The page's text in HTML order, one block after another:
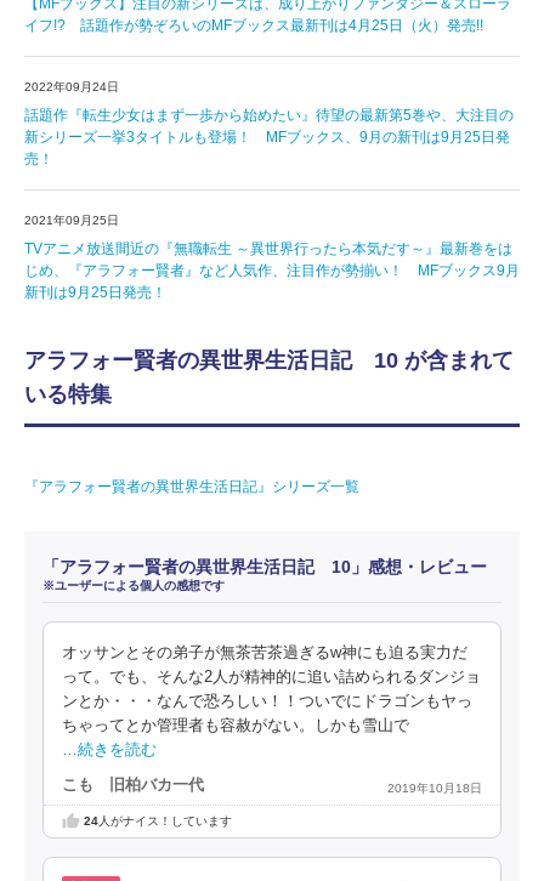
イフ!? 話題作が勢ぞろいのMFブックス最新刊は4月25日（火）発売!!
2022年09月24日
話題作『転生少女はまず一歩から始めたい』待望の最新第5巻や、大注目の
新シリーズ一挙3タイトルも登場！ MFブックス、9月の新刊は9月25日発
売！
2021年09月25日
TVアニメ放送間近の『無職転生 ～異世界行ったら本気だす～』最新巻をは
じめ、『アラフォー賢者』など人気作、注目作が勢揃い！ MFブックス9月
新刊は9月25日発売！
アラフォー賢者の異世界生活日記 10 が含まれて
いる特集
『アラフォー賢者の異世界生活日記』シリーズ一覧
「アラフォー賢者の異世界生活日記 10」感想・レビュー
※ユーザーによる個人の感想です
オッサンとその弟子が無茶苦茶過ぎるw神にも迫る実力だ
って。でも、そんな2人が精神的に追い詰められるダンジョ
ンとか・・・なんで恐ろしい！！ついでにドラゴンもヤっ
ちゃってとか管理者も容赦がない。しかも雪山で
…続きを読む
こも 旧柏バカ一代 2019年10月18日
24人がナイス！しています